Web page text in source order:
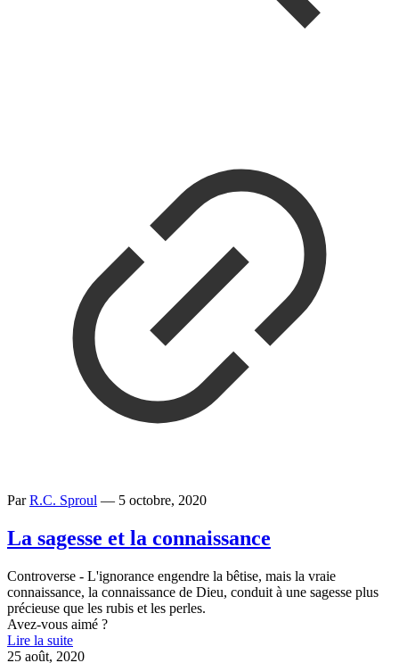
ParR.C. Sproul — 5 octobre, 2020
La sagesse et la connaissance
Controverse - L'ignorance engendre la bêtise, mais la vraie
connaissance, la connaissance de Dieu, conduit à une sagesse plus
précieuse que les rubis et les perles.
Avez-vous aimé ?
Lire la suite
25 août, 2020